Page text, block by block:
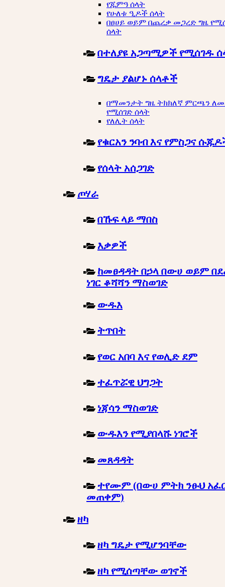
የጁምዓ ሰላት
የሁለቱ ዒዶች ሰላት
በፀሀይ ወይም በጨረቃ መጋረድ ግዜ
ሰላት
በተለያዩ አጋጣሚዎች የሚሰገዱ
ግዴታ ያልሆኑ ሰላቶች
በማመንታት ግዜ ትክክለኛ ምርጫን
የሚሰገድ ሰላት
የለሊት ሰላት
የቁርአን ንባብ እና የምስጋና
የሰላት አሰጋገድ
ጦሃራ
በኹፍ ላይ ማበስ
እቃዎች
ከመፀዳዳት በኃላ በውሀ ወይም
ነገር ቆሻሻን ማስወገድ
ውዱእ
ትጥበት
የወር አበባ እና የወሊድ ደም
ተፈጥሯዊ ህግጋት
ነጃሳን ማስወገድ
ውዱእን የሚያበላሹ ነገሮች
መጸዳዳት
ተየሙም (በውሀ ምትክ ንፁህ
መጠቀም)
ዘካ
ዘካ ግዴታ የሚሆንባቸው
ዘካ የሚሰጣቸው ወገኖች